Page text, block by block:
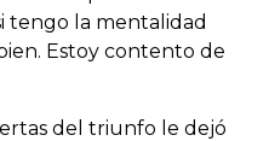
tengo la mentalidad
Estoy contento de
del triunfo le dejó